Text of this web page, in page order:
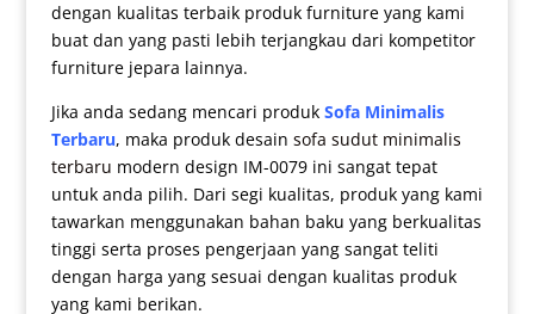
dengan kualitas terbaik produk furniture yang kami
buat dan yang pasti lebih terjangkau dari kompetitor
furniture jepara lainnya.
Jika anda sedang mencari produk Sofa Minimalis
Terbaru, maka produk desain sofa sudut minimalis
terbaru modern design IM-0079 ini sangat tepat
untuk anda pilih. Dari segi kualitas, produk yang kami
tawarkan menggunakan bahan baku yang berkualitas
tinggi serta proses pengerjaan yang sangat teliti
dengan harga yang sesuai dengan kualitas produk
yang kami berikan.